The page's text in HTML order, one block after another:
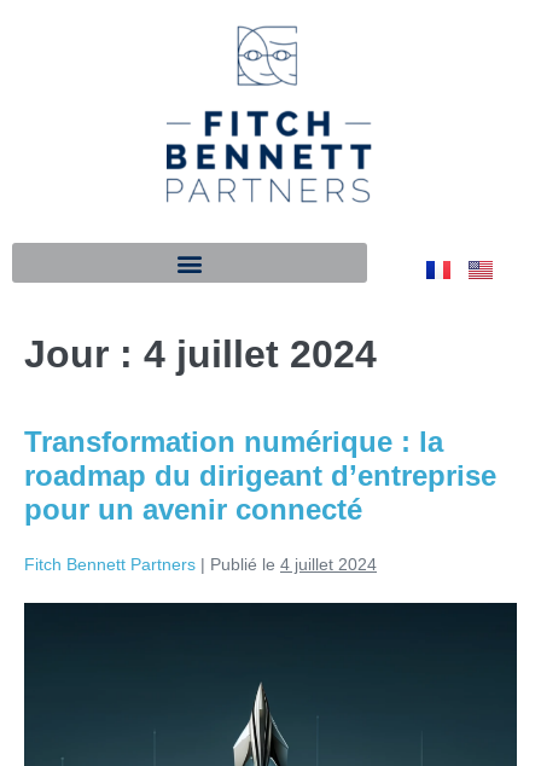
Jour : 4 juillet 2024
Transformation numérique : la
roadmap du dirigeant d’entreprise
pour un avenir connecté
Fitch Bennett Partners | Publié le 4 juillet 2024